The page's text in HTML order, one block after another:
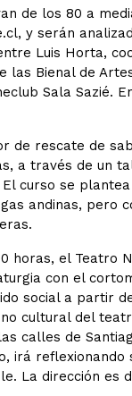
de los 80 a
y serán
Luis Horta,
las Bienal de
Sala Sazié.
de rescate de
a través de un
curso se
andinas, pero
horas, el Teatro
con el
social a partir
cultural del
calles de
irá
La dirección es